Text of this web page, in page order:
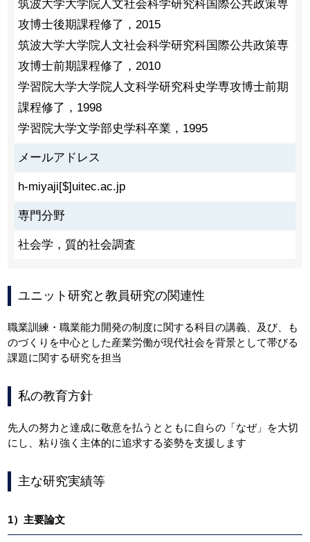
筑波大学大学院人文社会科学研究科国際公共政策専
攻博士後期課程修了，2015
筑波大学大学院人文社会科学研究科国際公共政策専
攻博士前期課程修了，2010
学習院大学大学院人文科学研究科史学専攻博士前期
課程修了，1998
学習院大学文学部史学科卒業，1995
メールアドレス
h-miyaji[$]uitec.ac.jp
専門分野
社会学，質的社会調査
ユニット研究と教員研究の関連性
職業訓練・職業能力開発の制度に関する科目の講義、及び、も
のづくりを中心とした産業労働が現代社会を背景として帯びる
課題に関する研究を担当
私の教育方針
先人の努力と達成に敬意を払うとともに自らの「なぜ」を大切
にし、粘り強く主体的に追求する姿勢を支援します
主な研究実績等
1）主要論文